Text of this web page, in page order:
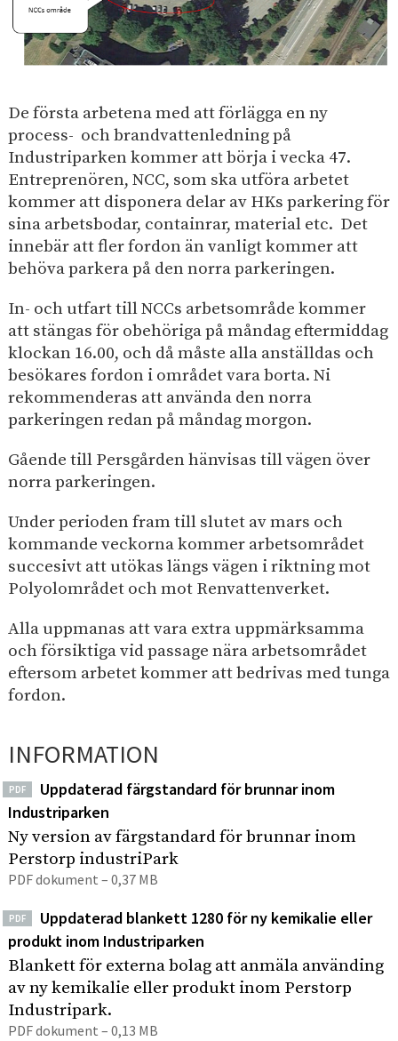
e
h
e
t
I
n
d
t
r
i
p
a
r
k
p
å
s
i
De första arbetena med att förlägga en ny
process- och brandvattenledning på
Industriparken kommer att börja i vecka 47.
Entreprenören, NCC, som ska utföra arbetet
kommer att disponera delar av HKs parkering för
sina arbetsbodar, containrar, material etc. Det
innebär att fler fordon än vanligt kommer att
behöva parkera på den norra parkeringen.
In- och utfart till NCCs arbetsområde kommer
att stängas för obehöriga på måndag eftermiddag
klockan 16.00, och då måste alla anställdas och
besökares fordon i området vara borta. Ni
rekommenderas att använda den norra
parkeringen redan på måndag morgon.
Gående till Persgården hänvisas till vägen över
norra parkeringen.
Under perioden fram till slutet av mars och
kommande veckorna kommer arbetsområdet
succesivt att utökas längs vägen i riktning mot
Polyolområdet och mot Renvattenverket.
Alla uppmanas att vara extra uppmärksamma
och försiktiga vid passage nära arbetsområdet
eftersom arbetet kommer att bedrivas med tunga
fordon.
INFORMATION
PDF
Uppdaterad färgstandard för brunnar inom
Industriparken
Ny version av färgstandard för brunnar inom
Perstorp industriPark
PDF dokument – 0,37 MB
PDF
Uppdaterad blankett 1280 för ny kemikalie eller
produkt inom Industriparken
Blankett för externa bolag att anmäla använding
av ny kemikalie eller produkt inom Perstorp
Industripark.
PDF dokument – 0,13 MB